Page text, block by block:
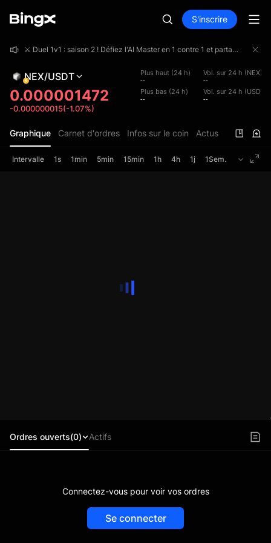
S'inscrire
⚔️ Duel 1v1 : saison 2 ! Défiez l'AI Master en 1 contre 1 et partagez une cagnotte de 4 000 000 USDT !
NEX/USDT
0.000001472
-0.000000015(-1.07%)
Plus haut (24 h)
--
Vol. sur 24 h (NEX)
--
Plus bas (24 h)
--
Vol. sur 24 h (USDT)
--
Graphique Carnet d'ordres Infos sur le coin Actus
Intervalle 1s 1min 5min 15min 1h 4h 1j 1Sem.
Ordres ouverts(0) Actifs
Connectez-vous pour voir vos ordres
Se connecter